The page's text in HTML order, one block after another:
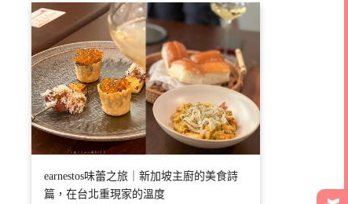
earnestos味蕾之旅｜新加坡主廚的美食詩
篇，在台北重現家的溫度